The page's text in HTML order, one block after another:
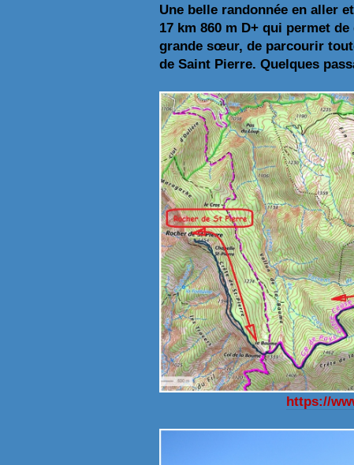
Une belle randonnée en aller
17 km 860 m D+ qui permet
grande sœur, de parcourir
de Saint Pierre. Quelques
https://